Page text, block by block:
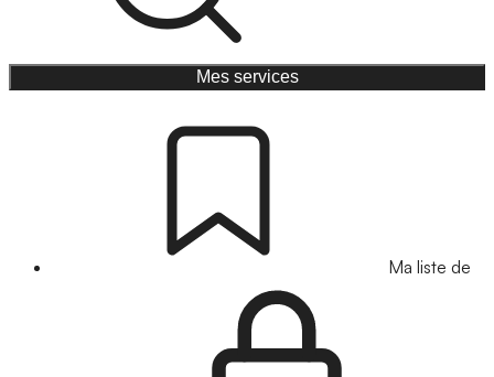
Mes services
Ma liste de